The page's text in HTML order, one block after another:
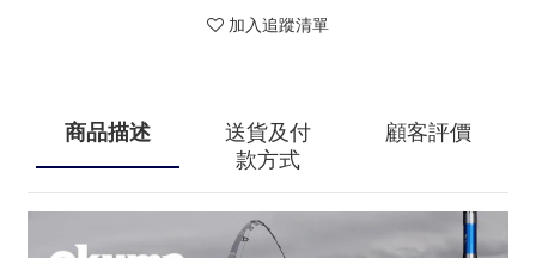
加入追蹤清單
商品描述
送貨及付
款方式
顧客評價